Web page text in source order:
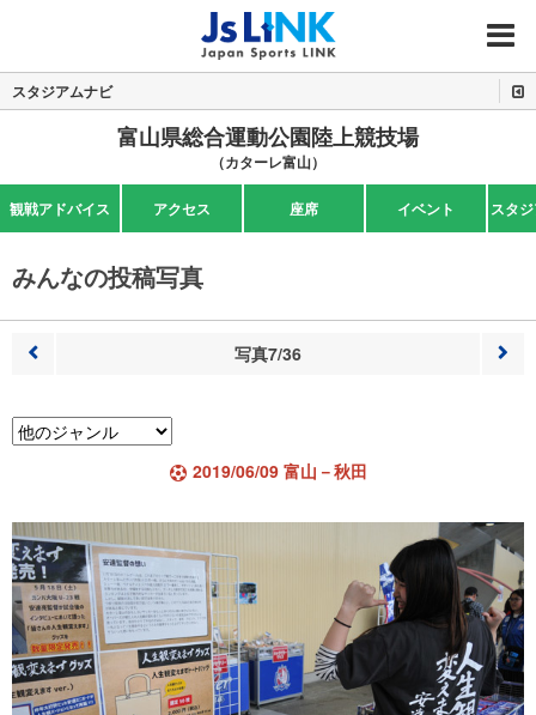
MENU
スタジアムナビ
富山県総合運動公園陸上競技場
（カターレ富山）
観戦アドバイス アクセス 座席 イベント スタ
みんなの投稿写真
写真7/36
2019/06/09 富山－秋田